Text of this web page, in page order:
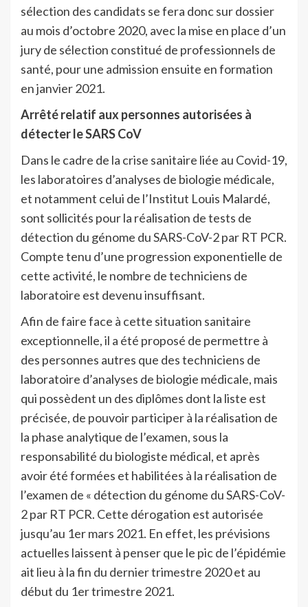
sélection des candidats se fera donc sur dossier
au mois d’octobre 2020, avec la mise en place d’un
jury de sélection constitué de professionnels de
santé, pour une admission ensuite en formation
en janvier 2021.
Arrêté relatif aux personnes autorisées à
détecter le SARS CoV
Dans le cadre de la crise sanitaire liée au Covid-19,
les laboratoires d’analyses de biologie médicale,
et notamment celui de l’Institut Louis Malardé,
sont sollicités pour la réalisation de tests de
détection du génome du SARS-CoV-2 par RT PCR.
Compte tenu d’une progression exponentielle de
cette activité, le nombre de techniciens de
laboratoire est devenu insuffisant.
Afin de faire face à cette situation sanitaire
exceptionnelle, il a été proposé de permettre à
des personnes autres que des techniciens de
laboratoire d’analyses de biologie médicale, mais
qui possèdent un des diplômes dont la liste est
précisée, de pouvoir participer à la réalisation de
la phase analytique de l’examen, sous la
responsabilité du biologiste médical, et après
avoir été formées et habilitées à la réalisation de
l’examen de « détection du génome du SARS-CoV-
2 par RT PCR. Cette dérogation est autorisée
jusqu’au 1er mars 2021. En effet, les prévisions
actuelles laissent à penser que le pic de l’épidémie
ait lieu à la fin du dernier trimestre 2020 et au
début du 1er trimestre 2021.